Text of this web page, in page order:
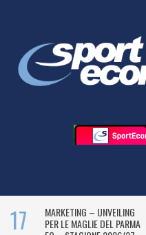
17
MARKETING – UNVEILING
PER LE MAGLIE DEL PARMA